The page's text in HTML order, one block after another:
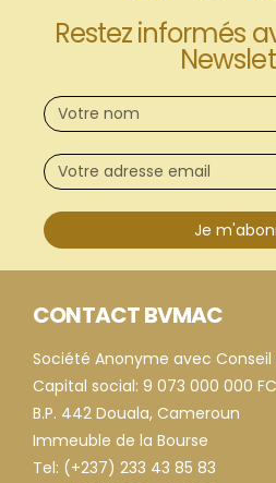
Restez informés
Je
CONTACT BVMAC
Société Anonyme avec
Capital social: 9 073 000 000
B.P. 442 Douala, Cameroun
Immeuble de la Bourse
Tel: (+237) 233 43 85 83